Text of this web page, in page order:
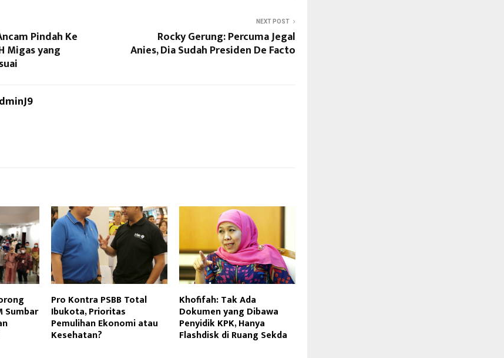
Pindah Ke
Migas yang
NEXT POST
Rocky Gerung: Percuma Jegal
Anies, Dia Sudah Presiden De Facto
Sumbar
Pro Kontra PSBB Total
Ibukota, Prioritas
Pemulihan Ekonomi atau
Kesehatan?
Khofifah: Tak Ada
Dokumen yang Dibawa
Penyidik KPK, Hanya
Flashdisk di Ruang Sekda